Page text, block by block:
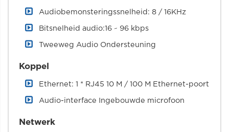
Audiobemonsteringssnelheid: 8 / 16KHz
Bitsnelheid audio:16 ~ 96 kbps
Tweeweg Audio Ondersteuning
Koppel
Ethernet: 1 * RJ45 10 M / 100 M Ethernet-poort
Audio-interface Ingebouwde microfoon
Netwerk